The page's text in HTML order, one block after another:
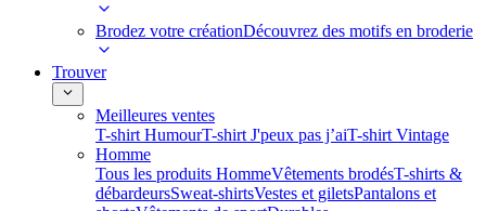
Brodez votre créationDécouvrez des motifs en broderie
Trouver
Meilleures ventes
T-shirt HumourT-shirt J'peux pas j’aiT-shirt Vintage
Homme
Tous les produits HommeVêtements brodésT-shirts &
débardeursSweat-shirtsVestes et giletsPantalons et